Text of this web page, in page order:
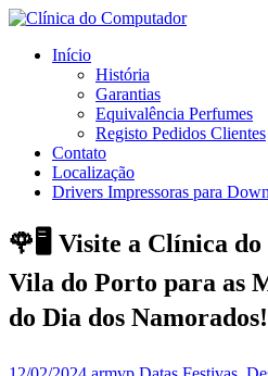
Início
História
Garantias
Equivalência Perfumes
Registo Pedidos Clientes
Contato
Localização
Drivers Impressoras para
🌹🖥️ Visite a Clínica
Vila do Porto para as
do Dia dos